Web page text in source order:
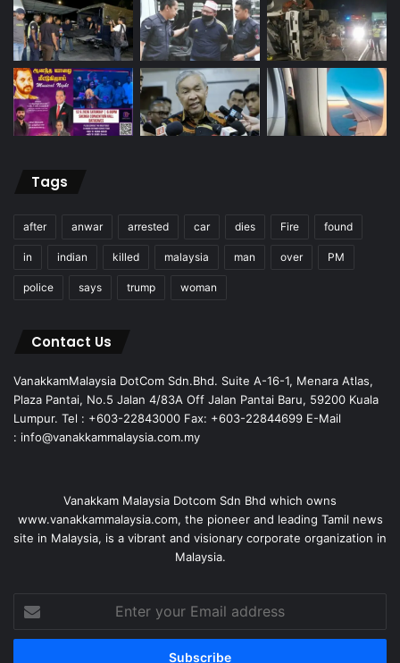
Tags
after anwar arrested car dies Fire found
in indian killed malaysia man over PM
police says trump woman
Contact Us
VanakkamMalaysia DotCom Sdn.Bhd. Suite A-16-1, Menara Atlas,
Plaza Pantai, No.5 Jalan 4/83A Off Jalan Pantai Baru, 59200 Kuala
Lumpur. Tel : +603-22843000 Fax: +603-22844699 E-Mail
: info@vanakkammalaysia.com.my
Vanakkam Malaysia Dotcom Sdn Bhd which owns
www.vanakkammalaysia.com, the pioneer and leading Tamil news
site in Malaysia, is a vibrant and visionary corporate organization in
Malaysia.
your
Email